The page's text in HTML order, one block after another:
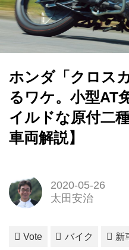
ホンダ「クロス
るワケ。小型AT
イルドな原付二
車両解説】
2020-05-26
太田安治
Vote バイク 新